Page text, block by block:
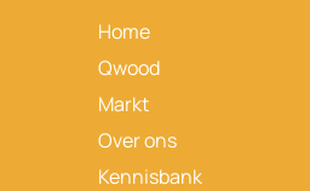
Home
Qwood
Markt
Over ons
Kennisbank